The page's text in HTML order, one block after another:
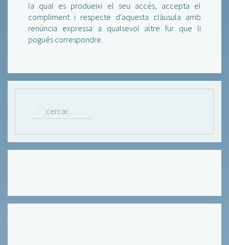
la qual es produeixi el seu accés, accepta el
compliment i respecte d'aquesta clàusula amb
renúncia expressa a qualsevol altre fur que li
pogués correspondre.